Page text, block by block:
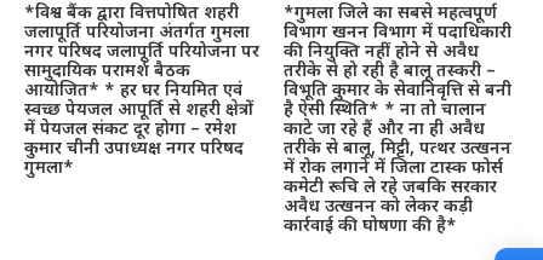
*विश्व बैंक द्वारा वित्तपोषित शहरी
जलापूर्ति परियोजना अंतर्गत गुमला
नगर परिषद जलापूर्ति परियोजना पर
सामुदायिक परामर्श बैठक
आयोजित* * हर घर नियमित एवं
स्वच्छ पेयजल आपूर्ति से शहरी क्षेत्रों
में पेयजल संकट दूर होगा – रमेश
कुमार चीनी उपाध्यक्ष नगर परिषद
गुमला*
*गुमला जिले का सबसे महत्वपूर्ण
विभाग खनन विभाग में पदाधिकारी
की नियुक्ति नहीं होने से अवैध
तरीके से हो रही है बालू तस्करी –
विभूति कुमार के सेवानिवृत्ति से बनी
है ऐसी स्थिति* * ना तो चालान
काटे जा रहे हैं और ना ही अवैध
तरीके से बालू, मिट्टी, पत्थर उत्खनन
में रोक लगाने में जिला टास्क फोर्स
कमेटी रूचि ले रहे जबकि सरकार
अवैध उत्खनन को लेकर कड़ी
कार्रवाई की घोषणा की है*